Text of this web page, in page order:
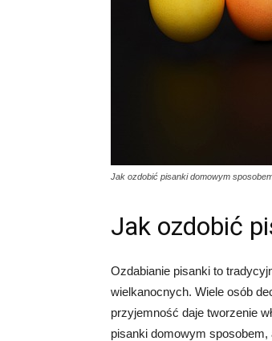
Jak ozdobić pisanki domowym
Jak ozdobić
Ozdabianie pisanki to
wielkanocnych. Wiele osób
przyjemność daje tworzenie
pisanki domowym sposobem,